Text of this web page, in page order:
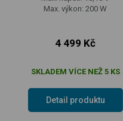
Max. výkon: 200 W
4 499 Kč
SKLADEM VÍCE NEŽ 5 KS
Detail produktu